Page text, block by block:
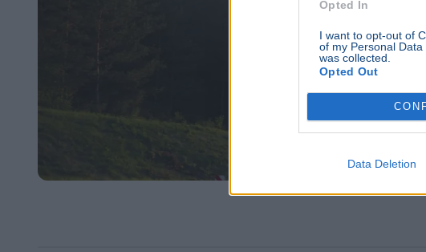
Opted In
I want to opt-out of
of my Personal
was collected.
Opted Out
Data Deletion